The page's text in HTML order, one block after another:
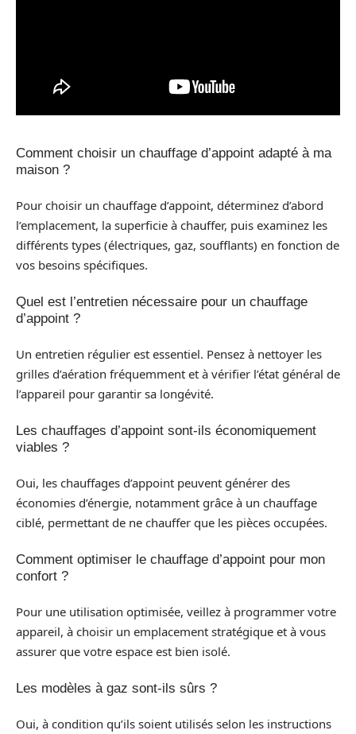
Comment choisir un chauffage d’appoint adapté à ma
maison ?
Pour choisir un chauffage d’appoint, déterminez d’abord
l’emplacement, la superficie à chauffer, puis examinez les
différents types (électriques, gaz, soufflants) en fonction de
vos besoins spécifiques.
Quel est l’entretien nécessaire pour un chauffage
d’appoint ?
Un entretien régulier est essentiel. Pensez à nettoyer les
grilles d’aération fréquemment et à vérifier l’état général de
l’appareil pour garantir sa longévité.
Les chauffages d’appoint sont-ils économiquement
viables ?
Oui, les chauffages d’appoint peuvent générer des
économies d’énergie, notamment grâce à un chauffage
ciblé, permettant de ne chauffer que les pièces occupées.
Comment optimiser le chauffage d’appoint pour mon
confort ?
Pour une utilisation optimisée, veillez à programmer votre
appareil, à choisir un emplacement stratégique et à vous
assurer que votre espace est bien isolé.
Les modèles à gaz sont-ils sûrs ?
Oui, à condition qu’ils soient utilisés selon les instructions